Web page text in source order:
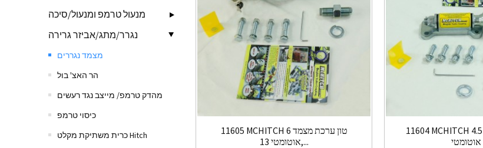
מנעול טרמפ ומנעול/סיכה
נגרר/מתג/אביזר גרירה
מצמד נגררים
הר האצ' בול
מהדק טרמפ/ מייצב נגד רעשים
כיסוי טרמפ
כרית משתיקת מקלט Hitch
11605 MCHITCH 6 טון ערכת מצמד
אוטומטי 13,...
11604 MCHITCH 4.5 טון ערכת מצמד